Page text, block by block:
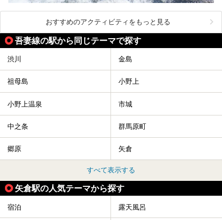
おすすめのアクティビティをもっと見る
吾妻線の駅から同じテーマで探す
渋川 金島
祖母島 小野上
小野上温泉 市城
中之条 群馬原町
郷原 矢倉
すべて表示する
矢倉駅の人気テーマから探す
宿泊 露天風呂